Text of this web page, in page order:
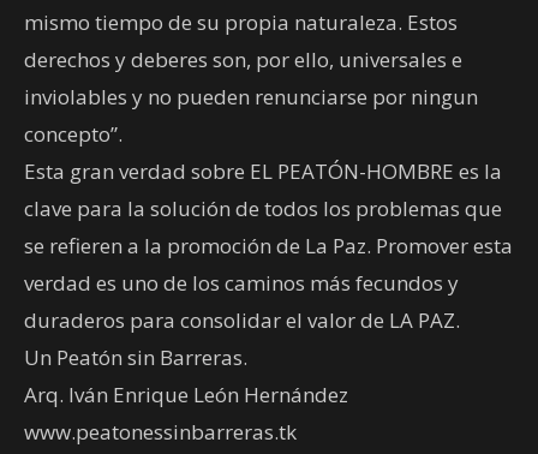
mismo tiempo de su propia naturaleza. Estos
derechos y deberes son, por ello, universales e
inviolables y no pueden renunciarse por ningun
concepto”.
Esta gran verdad sobre EL PEATÓN-HOMBRE es la
clave para la solución de todos los problemas que
se refieren a la promoción de La Paz. Promover esta
verdad es uno de los caminos más fecundos y
duraderos para consolidar el valor de LA PAZ.
Un Peatón sin Barreras.
Arq. Iván Enrique León Hernández
www.peatonessinbarreras.tk